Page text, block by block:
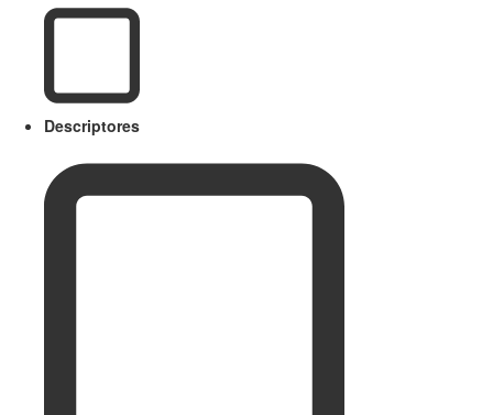
Descriptores